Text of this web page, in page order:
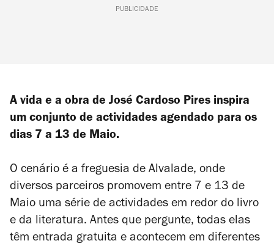
PUBLICIDADE
A vida e a obra de José Cardoso Pires inspira
um conjunto de actividades agendado para os
dias 7 a 13 de Maio.
O cenário é a freguesia de Alvalade, onde
diversos parceiros promovem entre 7 e 13 de
Maio uma série de actividades em redor do livro
e da literatura. Antes que pergunte, todas elas
têm entrada gratuita e acontecem em diferentes